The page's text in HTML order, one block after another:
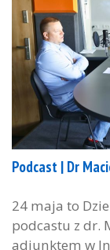
Podcast | Dr
24 maja to
podcastu z dr.
adiunktem w